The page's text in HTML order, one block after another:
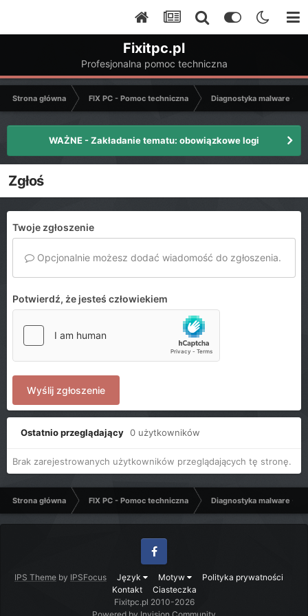
Fixitpc.pl
Profesjonalna pomoc techniczna
Strona główna FIX PC - Pomoc techniczna Diagnostyka malware -
WAŻNE - Zakładanie tematu: obowiązkowe logi
Zgłoś
Twoje zgłoszenie
Opcjonalnie możesz dodać wiadomość do zgłoszenia.
Potwierdź, że jesteś człowiekiem
Wyślij zgłoszenie
Ostatnio przeglądający 0 użytkowników
Brak zarejestrowanych użytkowników przeglądających tę stronę.
Strona główna FIX PC - Pomoc techniczna Diagnostyka malware -
IPS Theme by IPSFocus Język Motyw
Polityka prywatności
Kontakt
Ciasteczka
Facebook
Fixitpc.pl 2010-2026